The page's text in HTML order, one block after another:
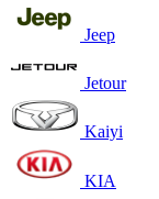
Jeep
Jetour
Kaiyi
KIA